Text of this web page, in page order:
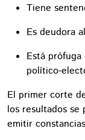
Tiene
Es deudora
Está
político-
El primer corte
los resultados se
emitir